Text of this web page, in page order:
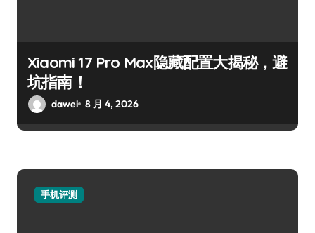
Xiaomi 17 Pro Max隐藏配置大揭秘，避
坑指南！
dawei 8 月 4, 2026
手机评测